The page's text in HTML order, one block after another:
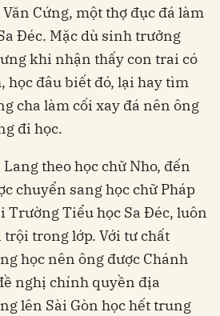
Cứng, một thợ đục đá làm
Đéc. Mặc dù sinh trưởng
khi nhận thấy con trai có
học đâu biết đó, lại hay tìm
cha làm cối xay đá nên ông
đi học.
theo học chữ Nho, đến
chuyển sang học chữ Pháp
Trường Tiểu học Sa Đéc, luôn
trong lớp. Với tư chất
học nên ông được Chánh
nghị chính quyền địa
lên Sài Gòn học hết trung